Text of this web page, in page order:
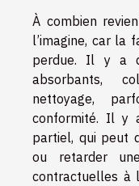
À combien
l’imagine, car la
perdue. Il y a
absorbants,
nettoyage,
conformité. Il y
partiel, qui peut
ou retarder
contractuelles à